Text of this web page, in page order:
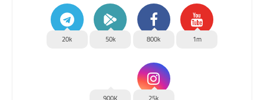
1m
800k
50k
20k